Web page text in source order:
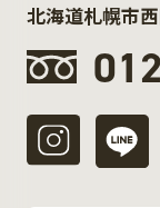
北海道札幌市